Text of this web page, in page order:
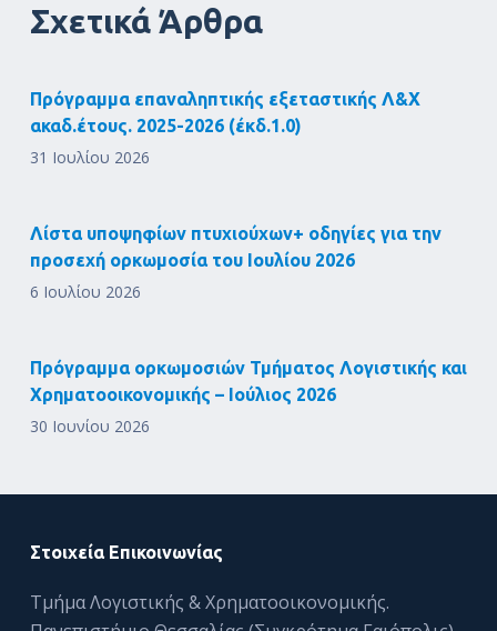
Σχετικά Άρθρα
Πρόγραμμα επαναληπτικής εξεταστικής Λ&Χ
ακαδ.έτους. 2025-2026 (έκδ.1.0)
31 Ιουλίου 2026
Λίστα υποψηφίων πτυχιούχων+ οδηγίες για την
προσεχή ορκωμοσία του Ιουλίου 2026
6 Ιουλίου 2026
Πρόγραμμα ορκωμοσιών Τμήματος Λογιστικής και
Χρηματοοικονομικής – Ιούλιος 2026
30 Ιουνίου 2026
Στοιχεία Επικοινωνίας
Τμήμα Λογιστικής & Χρηματοοικονομικής.